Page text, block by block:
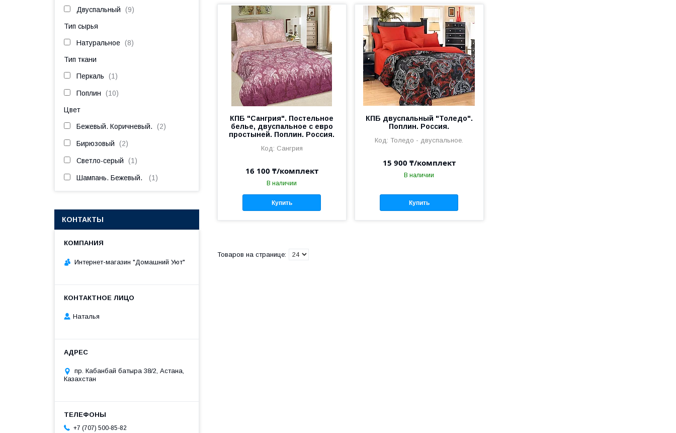
КПБ "Сангрия". Постельное
белье, двуспальное с евро
простыней. Поплин. Россия.
Сангрия
16 100 ₸/комплект
В наличии
Купить
КПБ двуспальный "Толедо".
Поплин. Россия.
Толедо - двуспальное.
15 900 ₸/комплект
В наличии
Купить
Двуспальный 9
Тип сырья
Натуральное 8
Тип ткани
Перкаль 1
Поплин 10
Цвет
Бежевый. Коричневый. 2
Бирюзовый 2
Светло-серый 1
Шампань. Бежевый. 1
КОНТАКТЫ
Интернет-магазин "Домашний Уют"
Наталья
пр. Кабанбай батыра 38/2, Астана,
Казахстан
+7 (707) 500-85-82